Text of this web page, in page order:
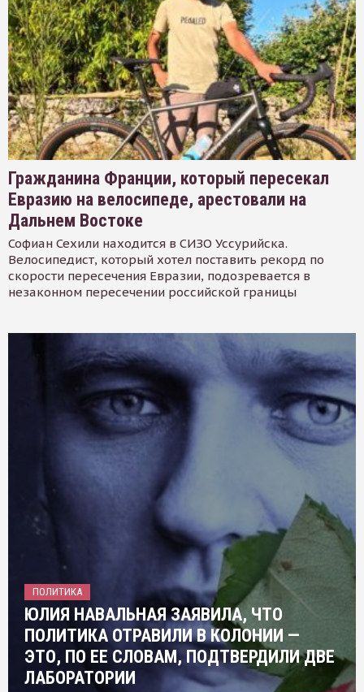
Гражданина Франции, который пересекал
Евразию на велосипеде, арестовали на
Дальнем Востоке
Софиан Сехили находится в СИЗО Уссурийска.
Велосипедист, который хотел поставить рекорд по
скорости пересечения Евразии, подозревается в
незаконном пересечении российской границы
ПОЛИТИКА
ЮЛИЯ НАВАЛЬНАЯ ЗАЯВИЛА, ЧТО
ПОЛИТИКА ОТРАВИЛИ В КОЛОНИИ —
ЭТО, ПО ЕЕ СЛОВАМ, ПОДТВЕРДИЛИ ДВЕ
ЛАБОРАТОРИИ